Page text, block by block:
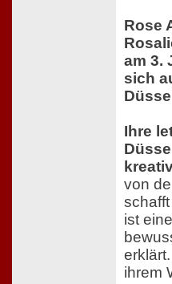
Rose
am 3.
sich
Ihre
von
ist
ihrem